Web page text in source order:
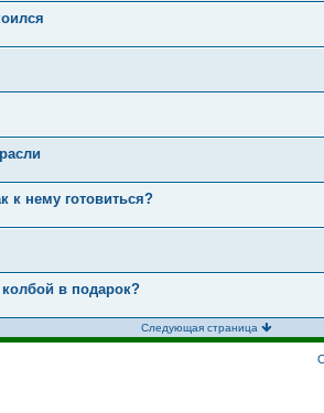
к нему готовиться?
в подарок?
Следующая страница